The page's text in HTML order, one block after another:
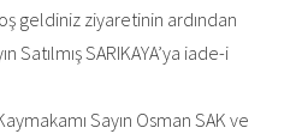
geldiniz ziyaretinin ardından
Satılmış SARIKAYA’ya iade-i
Sayın Osman SAK ve